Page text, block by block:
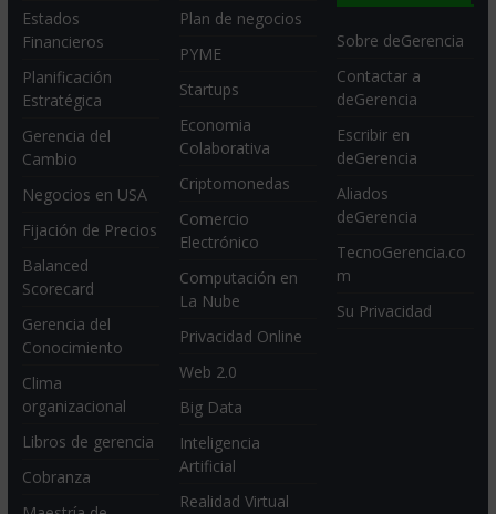
Estados
Financieros
Planificación
Estratégica
Gerencia del
Cambio
Negocios en USA
Fijación de Precios
Balanced
Scorecard
Gerencia del
Conocimiento
Clima
organizacional
Libros de gerencia
Cobranza
Plan de negocios
PYME
Startups
Economia
Colaborativa
Criptomonedas
Comercio
Electrónico
Computación en
La Nube
Privacidad Online
Web 2.0
Big Data
Inteligencia
Artificial
Realidad Virtual
Sobre deGerencia
Contactar a
deGerencia
Escribir en
deGerencia
Aliados
deGerencia
TecnoGerencia.co
m
Su Privacidad